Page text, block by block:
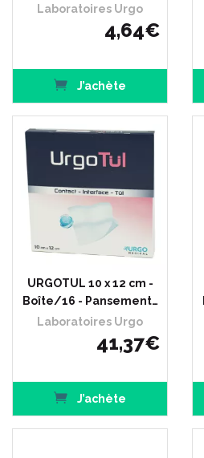
Laboratoires Urgo
4,64€
J’achète
URGOTUL 10 x 12 cm -
Boîte/16 - Pansement…
Laboratoires Urgo
41,37€
J’achète